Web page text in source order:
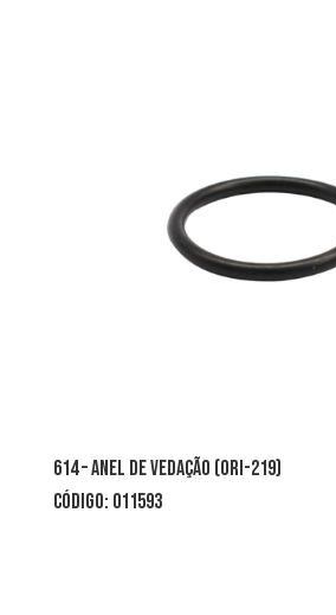
614 – ANEL DE VEDAÇÃO (ORI-219)
CÓDIGO: 011593